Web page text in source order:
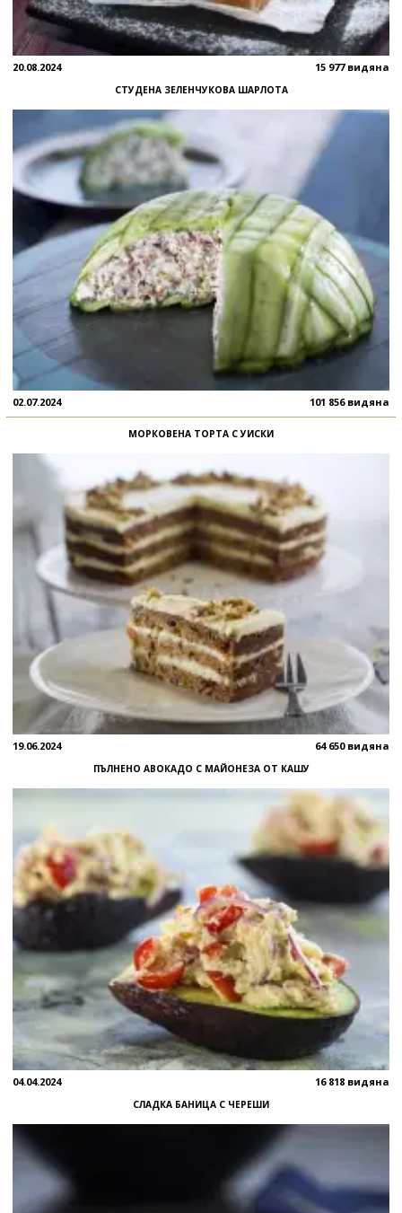
20.08.2024 15 977 видяна
СТУДЕНА ЗЕЛЕНЧУКОВА ШАРЛОТА
02.07.2024 101 856 видяна
МОРКОВЕНА ТОРТА С УИСКИ
19.06.2024 64 650 видяна
ПЪЛНЕНО АВОКАДО С МАЙОНЕЗА ОТ КАШУ
04.04.2024 16 818 видяна
СЛАДКА БАНИЦА С ЧЕРЕШИ